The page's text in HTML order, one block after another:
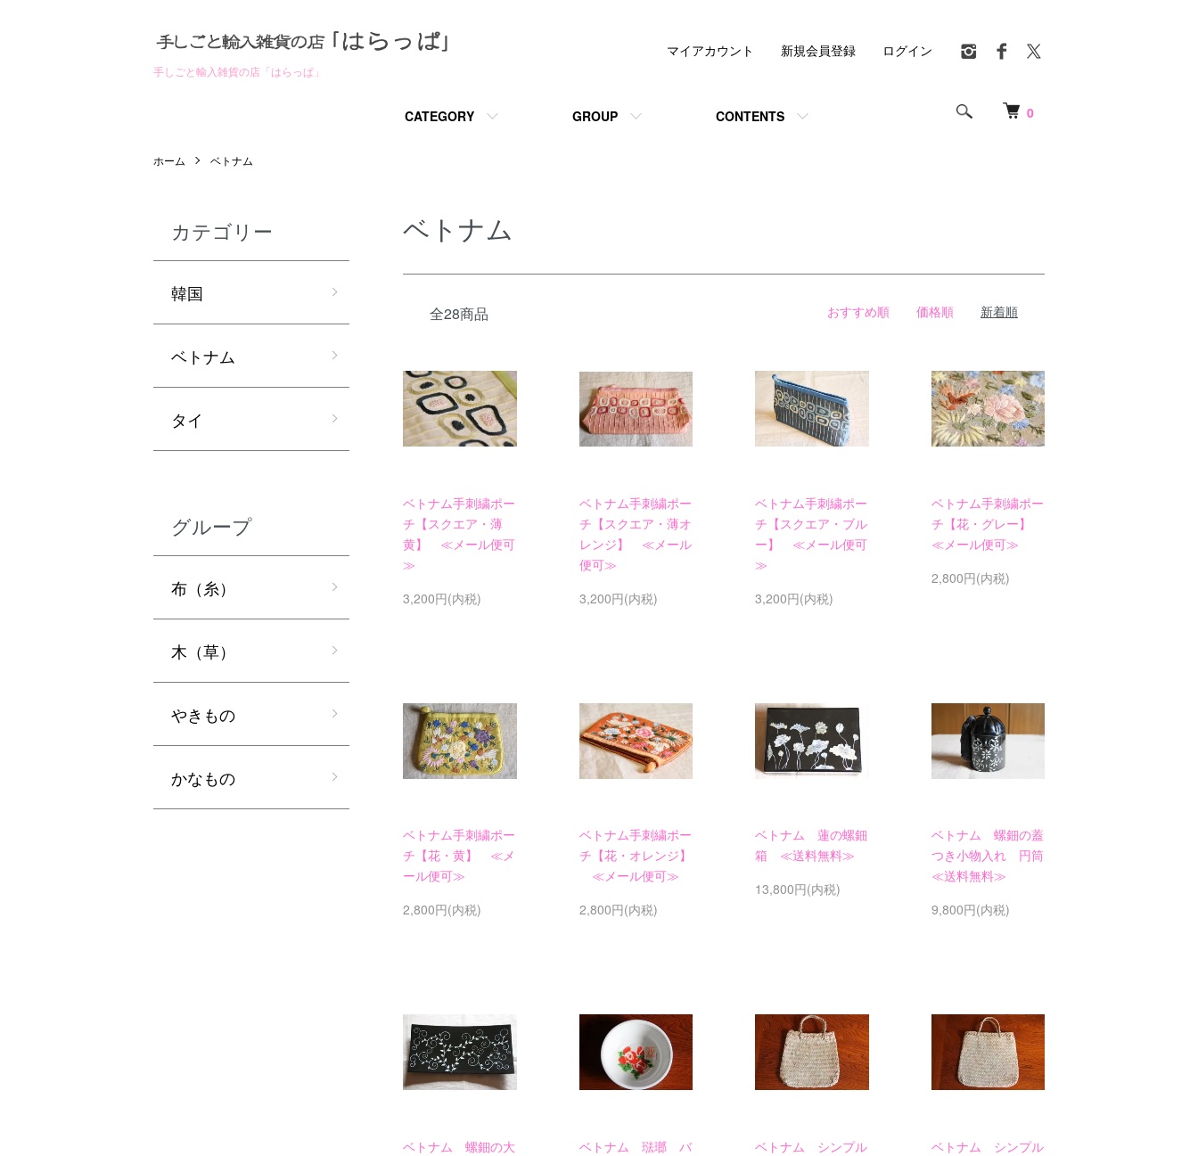
手しごと輸入雑貨の店「はらっぱ」
0
CATEGORY GROUP CONTENTS
マイアカウント 新規会員登録 ログイン
ホーム ベトナム
ベトナム
全28商品 おすすめ順 価格順 新着順
ベトナム手刺繍ポー
チ【スクエア・薄
黄】 ≪メール便可
≫
3,200円(内税)
ベトナム手刺繍ポー
チ【スクエア・薄オ
レンジ】 ≪メール
便可≫
3,200円(内税)
ベトナム手刺繍ポー
チ【スクエア・ブル
ー】 ≪メール便可
≫
3,200円(内税)
ベトナム手刺繍ポー
チ【花・グレー】
≪メール便可≫
2,800円(内税)
ベトナム手刺繍ポー
チ【花・黄】 ≪メ
ール便可≫
2,800円(内税)
ベトナム手刺繍ポー
チ【花・オレンジ】
≪メール便可≫
2,800円(内税)
ベトナム 蓮の螺鈿
箱 ≪送料無料≫
13,800円(内税)
ベトナム 螺鈿の蓋
つき小物入れ 円筒
≪送料無料≫
9,800円(内税)
ベトナム 螺鈿の大
ベトナム 琺瑯 バ
ベトナム シンプル
ベトナム シンプル
カテゴリー
韓国
ベトナム
タイ
グループ
布（糸）
木（草）
やきもの
かなもの